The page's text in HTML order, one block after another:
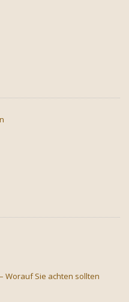
Worauf Sie achten sollten